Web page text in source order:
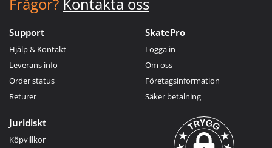
Support
Hjälp & Kontakt
Leverans info
Order status
Returer
SkatePro
Logga in
Om oss
Företagsinformation
Säker betalning
Juridiskt
Köpvillkor